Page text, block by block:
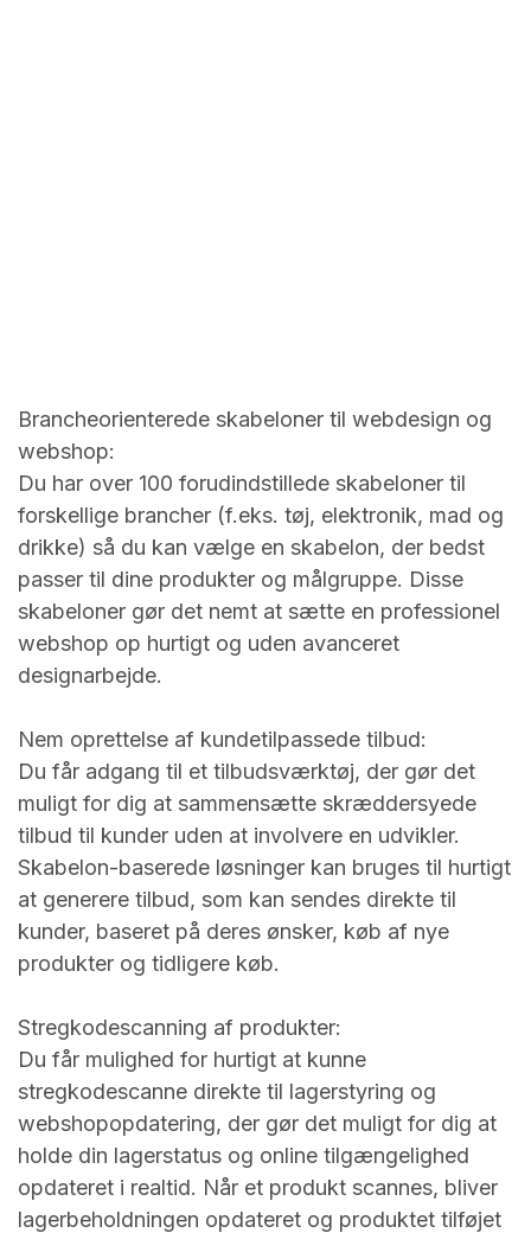
Brancheorienterede skabeloner til webdesign og
webshop:
Du har over 100 forudindstillede skabeloner til
forskellige brancher (f.eks. tøj, elektronik, mad og
drikke) så du kan vælge en skabelon, der bedst
passer til dine produkter og målgruppe. Disse
skabeloner gør det nemt at sætte en professionel
webshop op hurtigt og uden avanceret
designarbejde.
Nem oprettelse af kundetilpassede tilbud:
Du får adgang til et tilbudsværktøj, der gør det
muligt for dig at sammensætte skræddersyede
tilbud til kunder uden at involvere en udvikler.
Skabelon-baserede løsninger kan bruges til hurtigt
at generere tilbud, som kan sendes direkte til
kunder, baseret på deres ønsker, køb af nye
produkter og tidligere køb.
Stregkodescanning af produkter:
Du får mulighed for hurtigt at kunne
stregkodescanne direkte til lagerstyring og
webshopopdatering, der gør det muligt for dig at
holde din lagerstatus og online tilgængelighed
opdateret i realtid. Når et produkt scannes, bliver
lagerbeholdningen opdateret og produktet tilføjet